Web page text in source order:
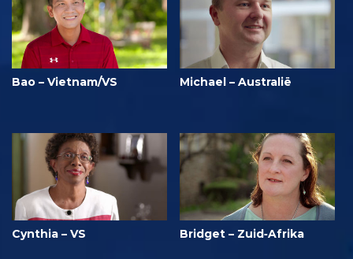
Bao – Vietnam/VS Michael – Australië
Cynthia – VS Bridget – Zuid‑Afrika